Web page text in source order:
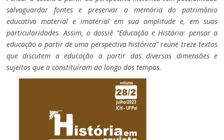
salvaguardar fontes e preservar a memória do patrimônio
educativo material e imaterial em sua amplitude e, em suas
particularidades. Assim, o dossiê “Educação e História: pensar a
educação a partir de uma perspectiva histórica” reúne treze textos
que discutem a educação a partir das diversas dimensões e
sujeitos que a constituíram ao longo dos tempos.